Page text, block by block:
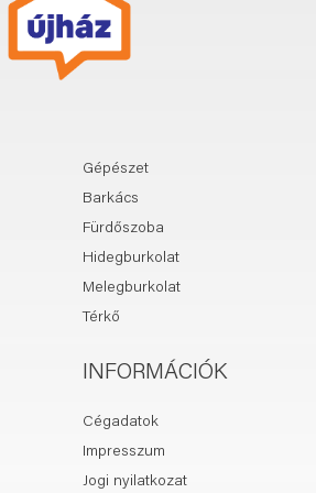
Gépészet
Barkács
Fürdőszoba
Hidegburkolat
Melegburkolat
Térkő
INFORMÁCIÓK
Cégadatok
Impresszum
Jogi nyilatkozat